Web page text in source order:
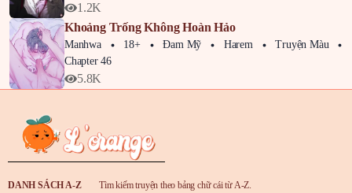
1.2K
Khoảng Trống Không Hoàn Hảo
Manhwa 18+ Đam Mỹ Harem Truyện Màu
Chapter 46
5.8K
DANH SÁCH A-Z Tìm kiếm truyện theo bảng chữ cái từ A-Z.